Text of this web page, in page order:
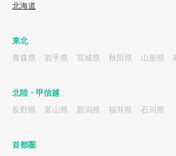
北海道
東北
青森県
岩手県 宮城県 秋田県 山形県
北陸・甲信越
長野県
富山県 新潟県 福井県 石川県
首都圏